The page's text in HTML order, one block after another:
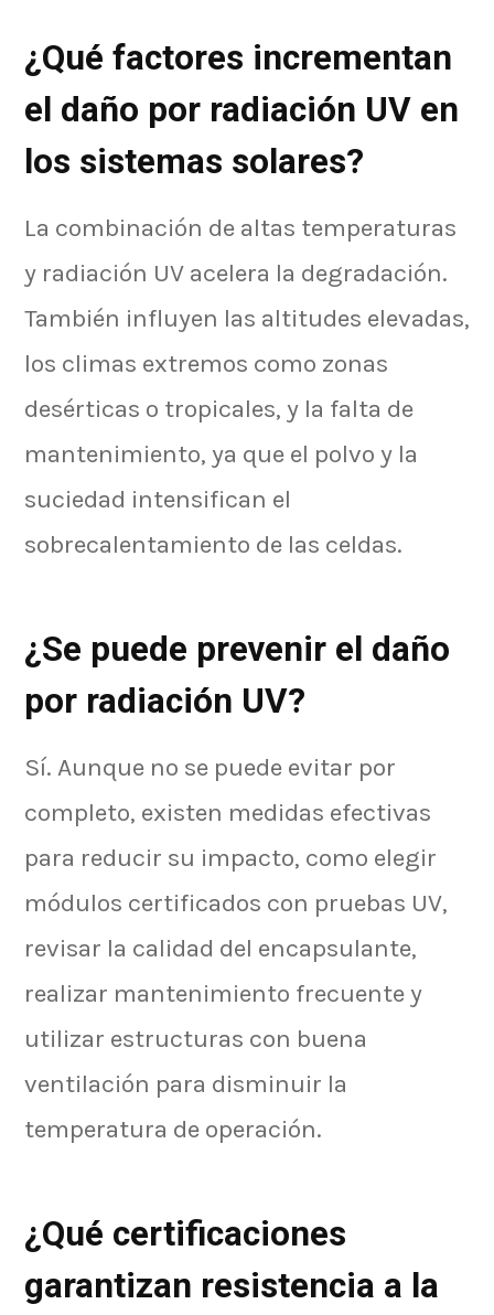
¿Qué factores incrementan
el daño por radiación UV en
los sistemas solares?
La combinación de altas temperaturas
y radiación UV acelera la degradación.
También influyen las altitudes elevadas,
los climas extremos como zonas
desérticas o tropicales, y la falta de
mantenimiento, ya que el polvo y la
suciedad intensifican el
sobrecalentamiento de las celdas.
¿Se puede prevenir el daño
por radiación UV?
Sí. Aunque no se puede evitar por
completo, existen medidas efectivas
para reducir su impacto, como elegir
módulos certificados con pruebas UV,
revisar la calidad del encapsulante,
realizar mantenimiento frecuente y
utilizar estructuras con buena
ventilación para disminuir la
temperatura de operación.
¿Qué certificaciones
garantizan resistencia a la